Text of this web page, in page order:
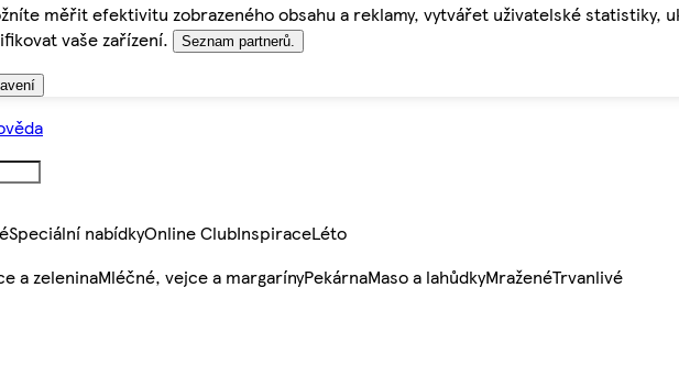
měřit efektivitu zobrazeného obsahu a reklamy, vytvářet uživatelské statistiky,
vaše zařízení.
Seznam partnerů.
Speciální nabídkyOnline ClubInspiraceLéto
a zeleninaMléčné, vejce a margarínyPekárnaMaso a lahůdkyMraženéTrvanlivé